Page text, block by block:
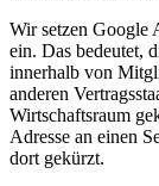
Wir setzen Google
ein. Das bedeutet,
innerhalb von
anderen
Wirtschaftsraum
Adresse an einen
dort gekürzt.